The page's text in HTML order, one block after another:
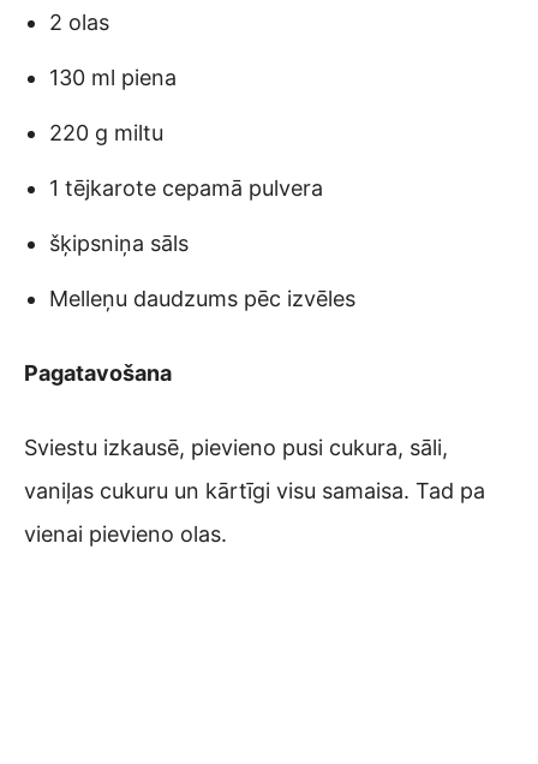
2 olas
130 ml piena
220 g miltu
1 tējkarote cepamā pulvera
šķipsniņa sāls
Melleņu daudzums pēc izvēles
Pagatavošana
Sviestu izkausē, pievieno pusi cukura, sāli,
vaniļas cukuru un kārtīgi visu samaisa. Tad pa
vienai pievieno olas.